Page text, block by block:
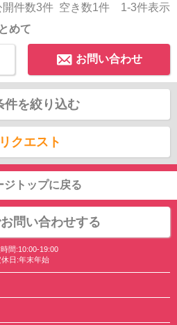
件数3件 空き数1件 1-3件表示
めて
お問い合わせ
件を絞り込む
クエスト
ジトップに戻る
問い合わせする
間:10:00-19:00
休日:年末年始